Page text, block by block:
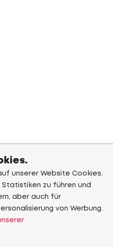
unserer Website Cookies.
Statistiken zu führen und
aber auch für
von Werbung.